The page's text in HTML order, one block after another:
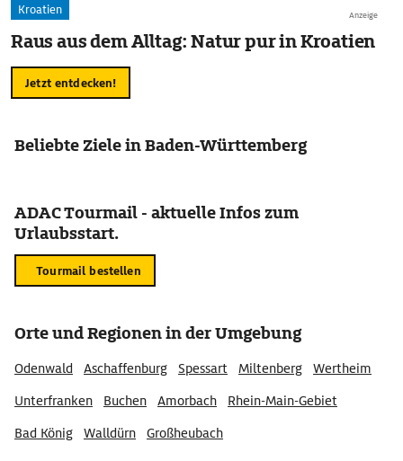
Anzeige
Kroatien
Raus aus dem Alltag: Natur pur in Kroatien
Jetzt entdecken!
Beliebte Ziele in Baden-Württemberg
ADAC Tourmail - aktuelle Infos zum
Urlaubsstart.
Tourmail bestellen
Orte und Regionen in der Umgebung
Odenwald Aschaffenburg Spessart Miltenberg
Wertheim
Unterfranken
Buchen Amorbach
Rhein-Main-Gebiet
Bad König
Walldürn
Großheubach